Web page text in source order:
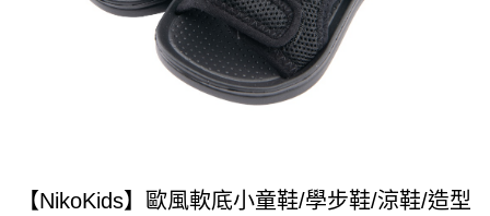
【NikoKids】歐風軟底小童鞋/學步鞋/涼鞋/造型